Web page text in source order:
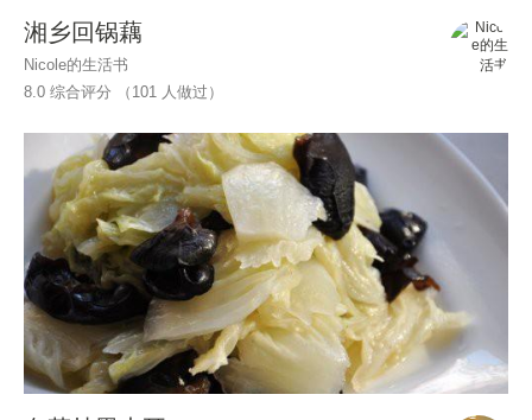
湘乡回锅藕
Nicole的生活书
8.0 综合评分 （ 101 人做过）